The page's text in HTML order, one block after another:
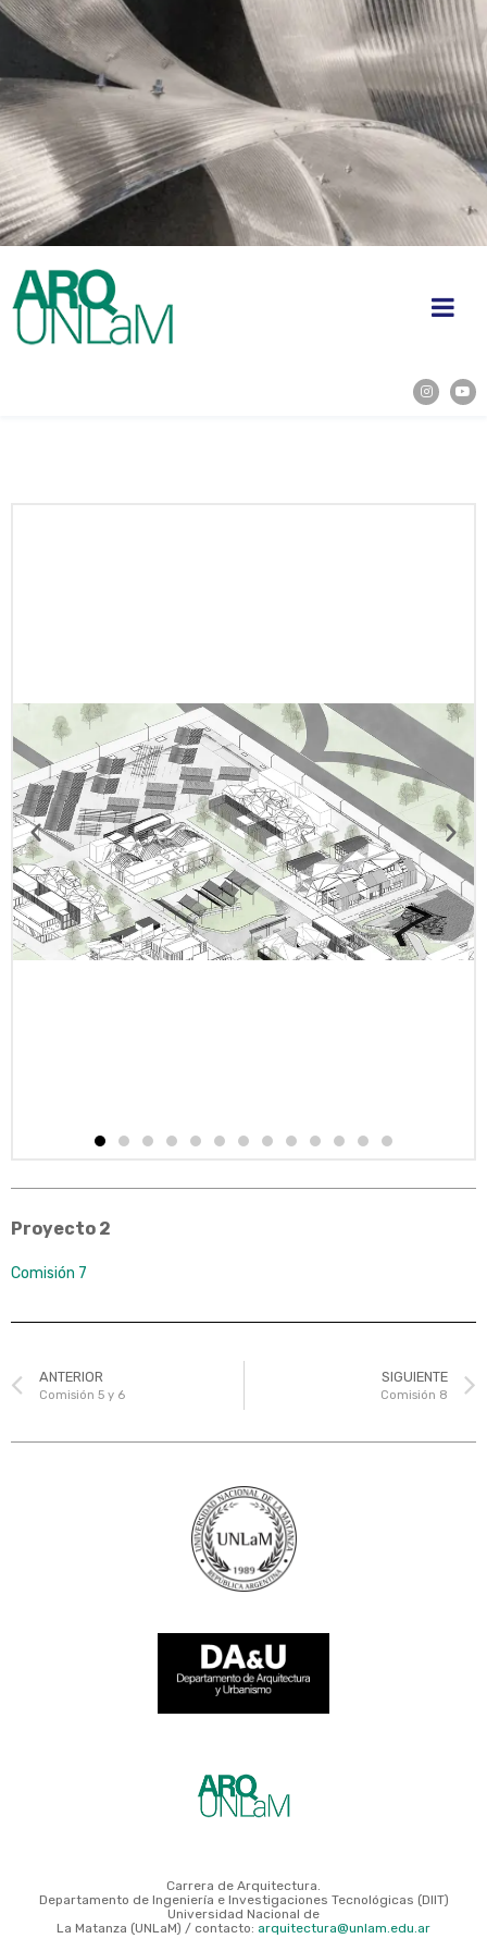
Proyecto 2
Comisión 7
ANTERIOR
Comisión 5 y 6
SIGUIENTE
Comisión 8
Carrera de Arquitectura.
Departamento de Ingeniería e Investigaciones Tecnológicas (DIIT)
Universidad Nacional de
La Matanza (UNLaM) / contacto: arquitectura@unlam.edu.ar